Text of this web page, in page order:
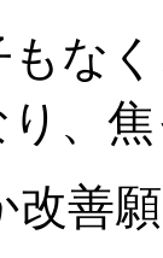
な
、
改善